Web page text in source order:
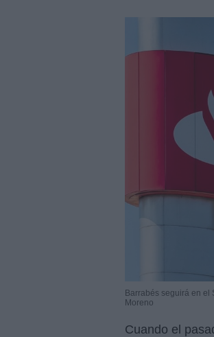
Barrabés seguirá en el
Moreno
Cuando el